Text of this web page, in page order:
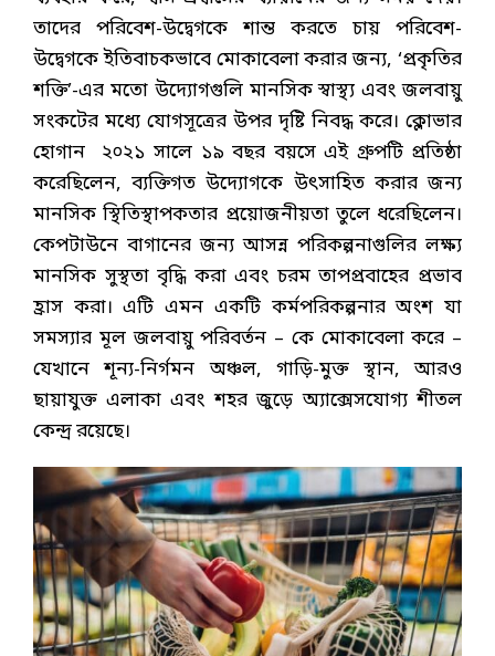
তাদের পরিবেশ-উদ্বেগকে শান্ত করতে চায় পরিবেশ-
উদ্বেগকে ইতিবাচকভাবে মোকাবেলা করার জন্য, ‘প্রকৃতির
শক্তি’-এর মতো উদ্যোগগুলি মানসিক স্বাস্থ্য এবং জলবায়ু
সংকটের মধ্যে যোগসূত্রের উপর দৃষ্টি নিবদ্ধ করে। ক্লোভার
হোগান ২০২১ সালে ১৯ বছর বয়সে এই গ্রুপটি প্রতিষ্ঠা
করেছিলেন, ব্যক্তিগত উদ্যোগকে উৎসাহিত করার জন্য
মানসিক স্থিতিস্থাপকতার প্রয়োজনীয়তা তুলে ধরেছিলেন।
কেপটাউনে বাগানের জন্য আসন্ন পরিকল্পনাগুলির লক্ষ্য
মানসিক সুস্থতা বৃদ্ধি করা এবং চরম তাপপ্রবাহের প্রভাব
হ্রাস করা। এটি এমন একটি কর্মপরিকল্পনার অংশ যা
সমস্যার মূল জলবায়ু পরিবর্তন – কে মোকাবেলা করে –
যেখানে শূন্য-নির্গমন অঞ্চল, গাড়ি-মুক্ত স্থান, আরও
ছায়াযুক্ত এলাকা এবং শহর জুড়ে অ্যাক্সেসযোগ্য শীতল
কেন্দ্র রয়েছে।